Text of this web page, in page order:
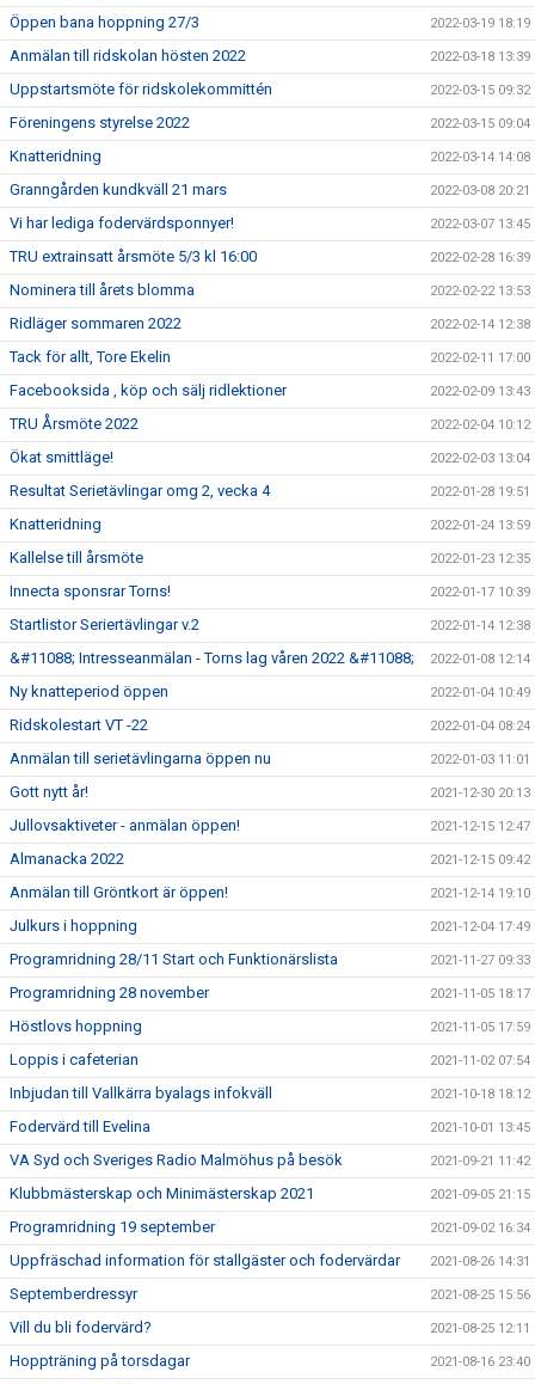
Öppen bana hoppning 27/3 2022-03-19 18:19
Anmälan till ridskolan hösten 2022 2022-03-18 13:39
Uppstartsmöte för ridskolekommittén 2022-03-15 09:32
Föreningens styrelse 2022 2022-03-15 09:04
Knatteridning 2022-03-14 14:08
Granngården kundkväll 21 mars 2022-03-08 20:21
Vi har lediga fodervärdsponnyer! 2022-03-07 13:45
TRU extrainsatt årsmöte 5/3 kl 16:00 2022-02-28 16:39
Nominera till årets blomma 2022-02-22 13:53
Ridläger sommaren 2022 2022-02-14 12:38
Tack för allt, Tore Ekelin 2022-02-11 17:00
Facebooksida , köp och sälj ridlektioner 2022-02-09 13:43
TRU Årsmöte 2022 2022-02-04 10:12
Ökat smittläge! 2022-02-03 13:04
Resultat Serietävlingar omg 2, vecka 4 2022-01-28 19:51
Knatteridning 2022-01-24 13:59
Kallelse till årsmöte 2022-01-23 12:35
Innecta sponsrar Torns! 2022-01-17 10:39
Startlistor Seriertävlingar v.2 2022-01-14 12:38
&#11088; Intresseanmälan - Torns lag våren 2022 &#11088; 2022-01-08 12:14
Ny knatteperiod öppen 2022-01-04 10:49
Ridskolestart VT -22 2022-01-04 08:24
Anmälan till serietävlingarna öppen nu 2022-01-03 11:01
Gott nytt år! 2021-12-30 20:13
Jullovsaktiveter - anmälan öppen! 2021-12-15 12:47
Almanacka 2022 2021-12-15 09:42
Anmälan till Gröntkort är öppen! 2021-12-14 19:10
Julkurs i hoppning 2021-12-04 17:49
Programridning 28/11 Start och Funktionärslista 2021-11-27 09:33
Programridning 28 november 2021-11-05 18:17
Höstlovs hoppning 2021-11-05 17:59
Loppis i cafeterian 2021-11-02 07:54
Inbjudan till Vallkärra byalags infokväll 2021-10-18 18:12
Fodervärd till Evelina 2021-10-01 13:45
VA Syd och Sveriges Radio Malmöhus på besök 2021-09-21 11:42
Klubbmästerskap och Minimästerskap 2021 2021-09-05 21:15
Programridning 19 september 2021-09-02 16:34
Uppfräschad information för stallgäster och fodervärdar 2021-08-26 14:31
Septemberdressyr 2021-08-25 15:56
Vill du bli fodervärd? 2021-08-25 12:11
Hoppträning på torsdagar 2021-08-16 23:40